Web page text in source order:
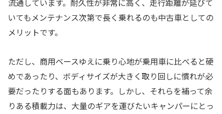
流通しています。耐久性が非常に高く、走行距離が延びて
いてもメンテナンス次第で長く乗れるのも中古車としての
メリットです。
ただし、商用ベースゆえに乗り心地が乗用車に比べると硬
めであったり、ボディサイズが大きく取り回しに慣れが必
要だったりする面もあります。しかし、それらを補って余
りある積載力は、大量のギアを運びたいキャンパーにとっ